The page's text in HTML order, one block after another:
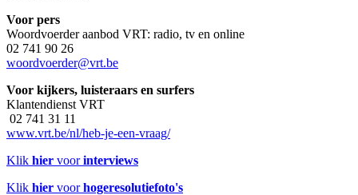
Voor pers
Woordvoerder aanbod VRT: radio, tv en online
02 741 90 26
woordvoerder@vrt.be
Voor kijkers, luisteraars en surfers
Klantendienst VRT
02 741 31 11
www.vrt.be/nl/heb-je-een-vraag/
Klik hier voorinterviews
Klik hier voorhogeresolutiefoto's